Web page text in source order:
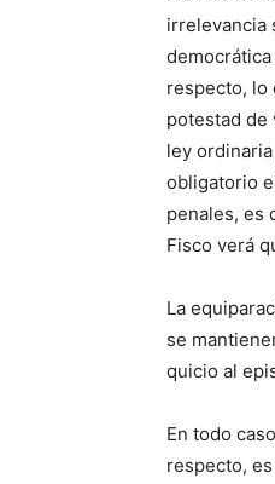
irrelevancia
respecto, lo
potestad de
ley
obligatorio
penales, es
Fisco verá
La
se
quicio al
En todo
respecto,